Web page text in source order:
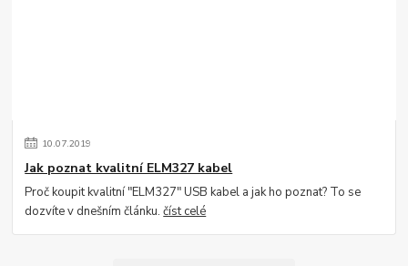
10.07.2019
Jak poznat kvalitní ELM327 kabel
Proč koupit kvalitní "ELM327" USB kabel a jak ho poznat? To se
dozvíte v dnešním článku.číst celé